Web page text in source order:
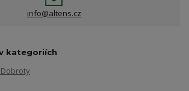
info@altens.cz
kategoriích